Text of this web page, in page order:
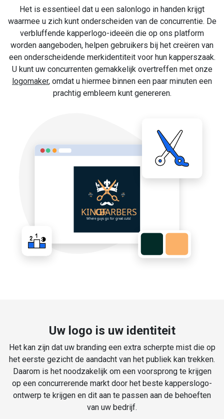
Het is essentieel dat u een salonlogo in handen krijgt
waarmee u zich kunt onderscheiden van de concurrentie. De
verbluffende kapperlogo-ideeën die op ons platform
worden aangeboden, helpen gebruikers bij het creëren van
een onderscheidende merkidentiteit voor hun kapperszaak.
U kunt uw concurrenten gemakkelijk overtreffen met onze
logomaker, omdat u hiermee binnen een paar minuten een
prachtig embleem kunt genereren.
Uw logo is uw identiteit
Het kan zijn dat uw branding een extra scherpte mist die op
het eerste gezicht de aandacht van het publiek kan trekken.
Daarom is het noodzakelijk om een voorsprong te krijgen
op een concurrerende markt door het beste kapperslogo-
ontwerp te krijgen en dit aan te passen aan de behoeften
van uw bedrijf.